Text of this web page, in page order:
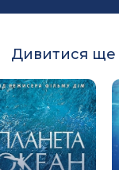
Дивитися ще